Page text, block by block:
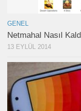
GENEL
Netmahal Nasıl
13 EYLÜL 2014